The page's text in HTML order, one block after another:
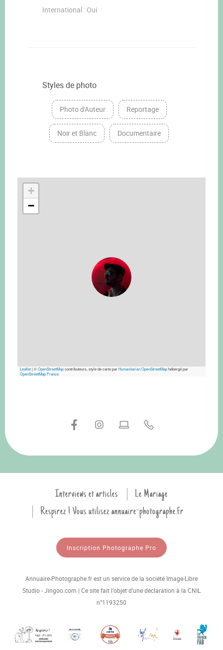
International : Oui
Styles de photo
Photo d'Auteur Reportage
Noir et Blanc Documentaire
+
−
Leaflet|©OpenStreetMapcontributeurs, style de carte parHumanitarian OpenStreetMaphébergé par
OpenStreetMap France
Interviews et articles
Le Mariage
Respirez ! Vous utilisez annuaire-photographe.fr
Inscription Photographe Pro
Annuaire-Photographe.fr est un service de la société Image-Libre
Studio - Jingoo.com | Ce site fait l'objet d'une déclaration à la CNIL
n°1193250